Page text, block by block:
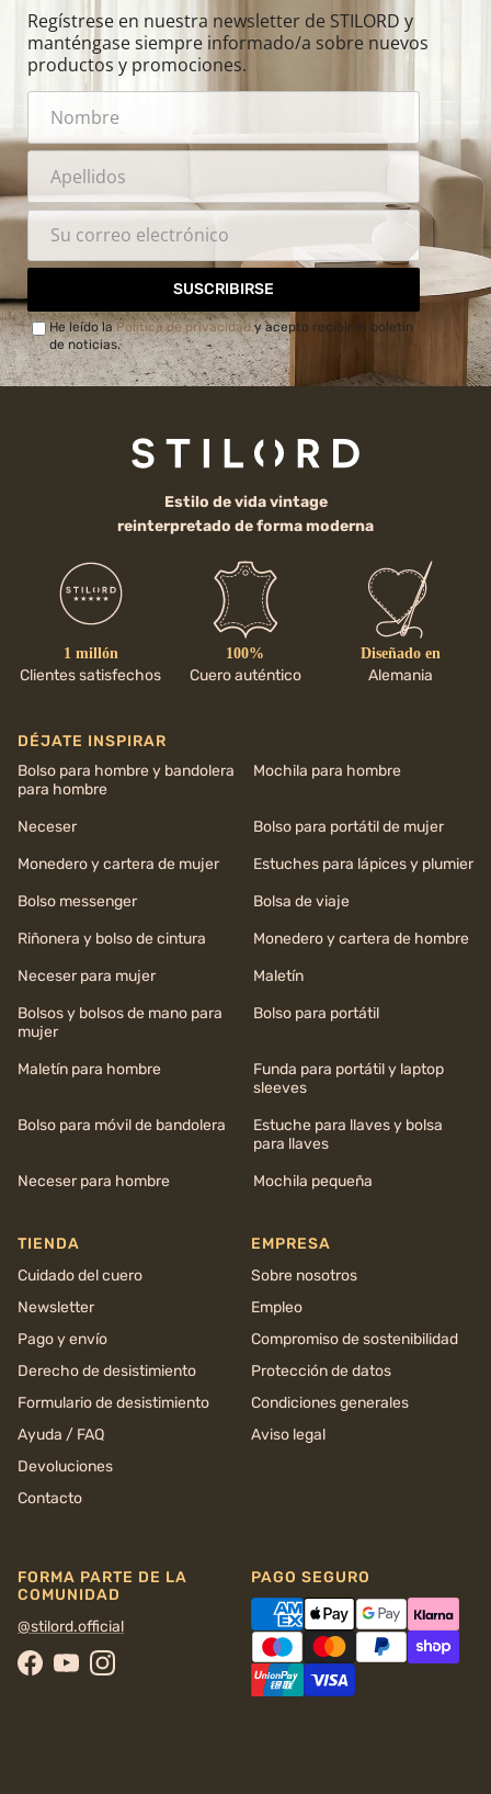
Regístrese en nuestra newsletter de STILORD y
manténgase siempre informado/a sobre nuevos
productos y promociones.
SUSCRIBIRSE
He leído laPolítica de privacidady acepto recibir el boletín
de noticias.
Estilo de vida vintage
reinterpretado de forma moderna
1 millón
Clientes satisfechos
100%
Cuero auténtico
Diseñado en
Alemania
DÉJATE INSPIRAR
Bolso para hombre y bandolera
para hombre
Mochila para hombre
Neceser
Bolso para portátil de mujer
Monedero y cartera de mujer
Estuches para lápices y plumier
Bolso messenger
Bolsa de viaje
Riñonera y bolso de cintura
Monedero y cartera de hombre
Neceser para mujer
Maletín
Bolsos y bolsos de mano para
mujer
Bolso para portátil
Maletín para hombre
Funda para portátil y laptop
sleeves
Bolso para móvil de bandolera
Estuche para llaves y bolsa
para llaves
Neceser para hombre
Mochila pequeña
TIENDA
Cuidado del cuero
Newsletter
Pago y envío
Derecho de desistimiento
Formulario de desistimiento
Ayuda / FAQ
Devoluciones
Contacto
EMPRESA
Sobre nosotros
Empleo
Compromiso de sostenibilidad
Protección de datos
Condiciones generales
Aviso legal
FORMA PARTE DE LA
COMUNIDAD
@stilord.official
Facebook
YouTubeInstagram
PAGO SEGURO